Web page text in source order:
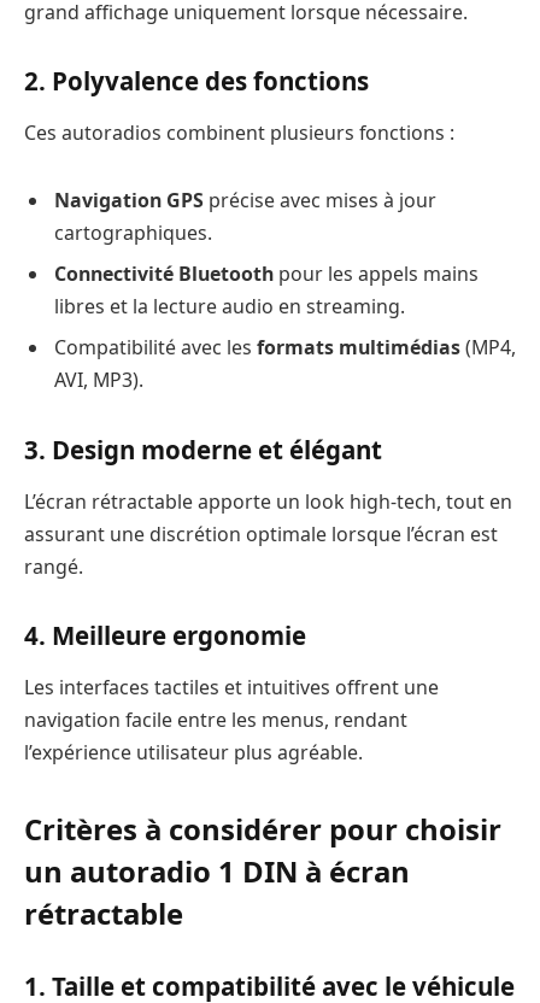
grand affichage uniquement lorsque nécessaire.
2. Polyvalence des fonctions
Ces autoradios combinent plusieurs fonctions :
Navigation GPS précise avec mises à jour
cartographiques.
Connectivité Bluetooth pour les appels mains
libres et la lecture audio en streaming.
Compatibilité avec les formats multimédias(MP4,
AVI, MP3).
3. Design moderne et élégant
L’écran rétractable apporte un look high-tech, tout en
assurant une discrétion optimale lorsque l’écran est
rangé.
4. Meilleure ergonomie
Les interfaces tactiles et intuitives offrent une
navigation facile entre les menus, rendant
l’expérience utilisateur plus agréable.
Critères à considérer pour choisir
un autoradio 1 DIN à écran
rétractable
1. Taille et compatibilité avec le véhicule